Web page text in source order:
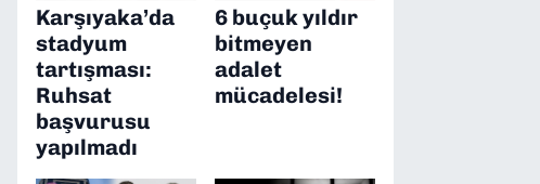
Karşıyaka’da
stadyum
tartışması:
Ruhsat
başvurusu
yapılmadı
6 buçuk yıldır
bitmeyen
adalet
mücadelesi!